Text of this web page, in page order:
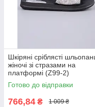
Шкіряні сріблясті
жіночі зі стразами на
платформі (Z99-2)
Готово до відправки
766,84 ₴ 1 009 ₴